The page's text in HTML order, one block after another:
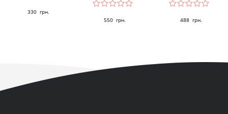
5.00з 5
330 грн.
550 грн. 488 грн.